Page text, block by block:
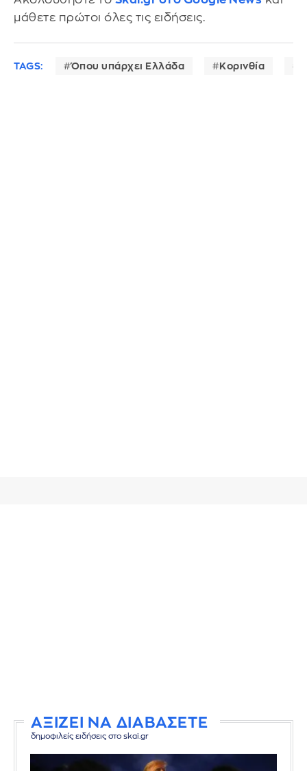
μάθετε πρώτοι όλες τις ειδήσεις.
TAGS: Όπου υπάρχει Ελλάδα Κορινθία
ΑΞΙΖΕΙ ΝΑ ΔΙΑΒΑΣΕΤΕ
δημοφιλείς ειδήσεις στο skai.gr